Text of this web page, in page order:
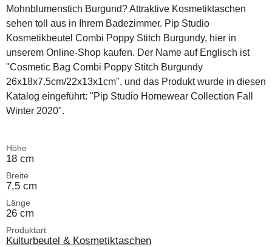
Mohnblumenstich Burgund? Attraktive Kosmetiktaschen
sehen toll aus in Ihrem Badezimmer. Pip Studio
Kosmetikbeutel Combi Poppy Stitch Burgundy, hier in
unserem Online-Shop kaufen. Der Name auf Englisch ist
"Cosmetic Bag Combi Poppy Stitch Burgundy
26x18x7.5cm/22x13x1cm", und das Produkt wurde in diesen
Katalog eingeführt: "Pip Studio Homewear Collection Fall
Winter 2020".
Höhe
18 cm
Breite
7,5 cm
Länge
26 cm
Produktart
Kulturbeutel & Kosmetiktaschen